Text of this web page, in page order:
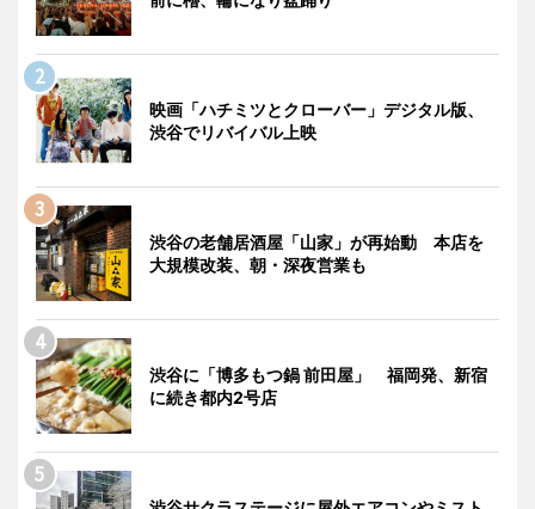
映画「ハチミツとクローバー」デジタル版、
渋谷でリバイバル上映
渋谷の老舗居酒屋「山家」が再始動 本店を
大規模改装、朝・深夜営業も
渋谷に「博多もつ鍋 前田屋」 福岡発、新宿
に続き都内2号店